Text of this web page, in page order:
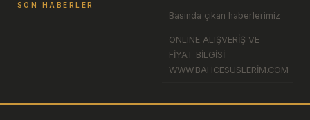
SON HABERLER
Basında çıkan haberlerimiz
ONLINE ALIŞVERİŞ VE
FİYAT BİLGİSİ
WWW.BAHCESUSLERİM.COM